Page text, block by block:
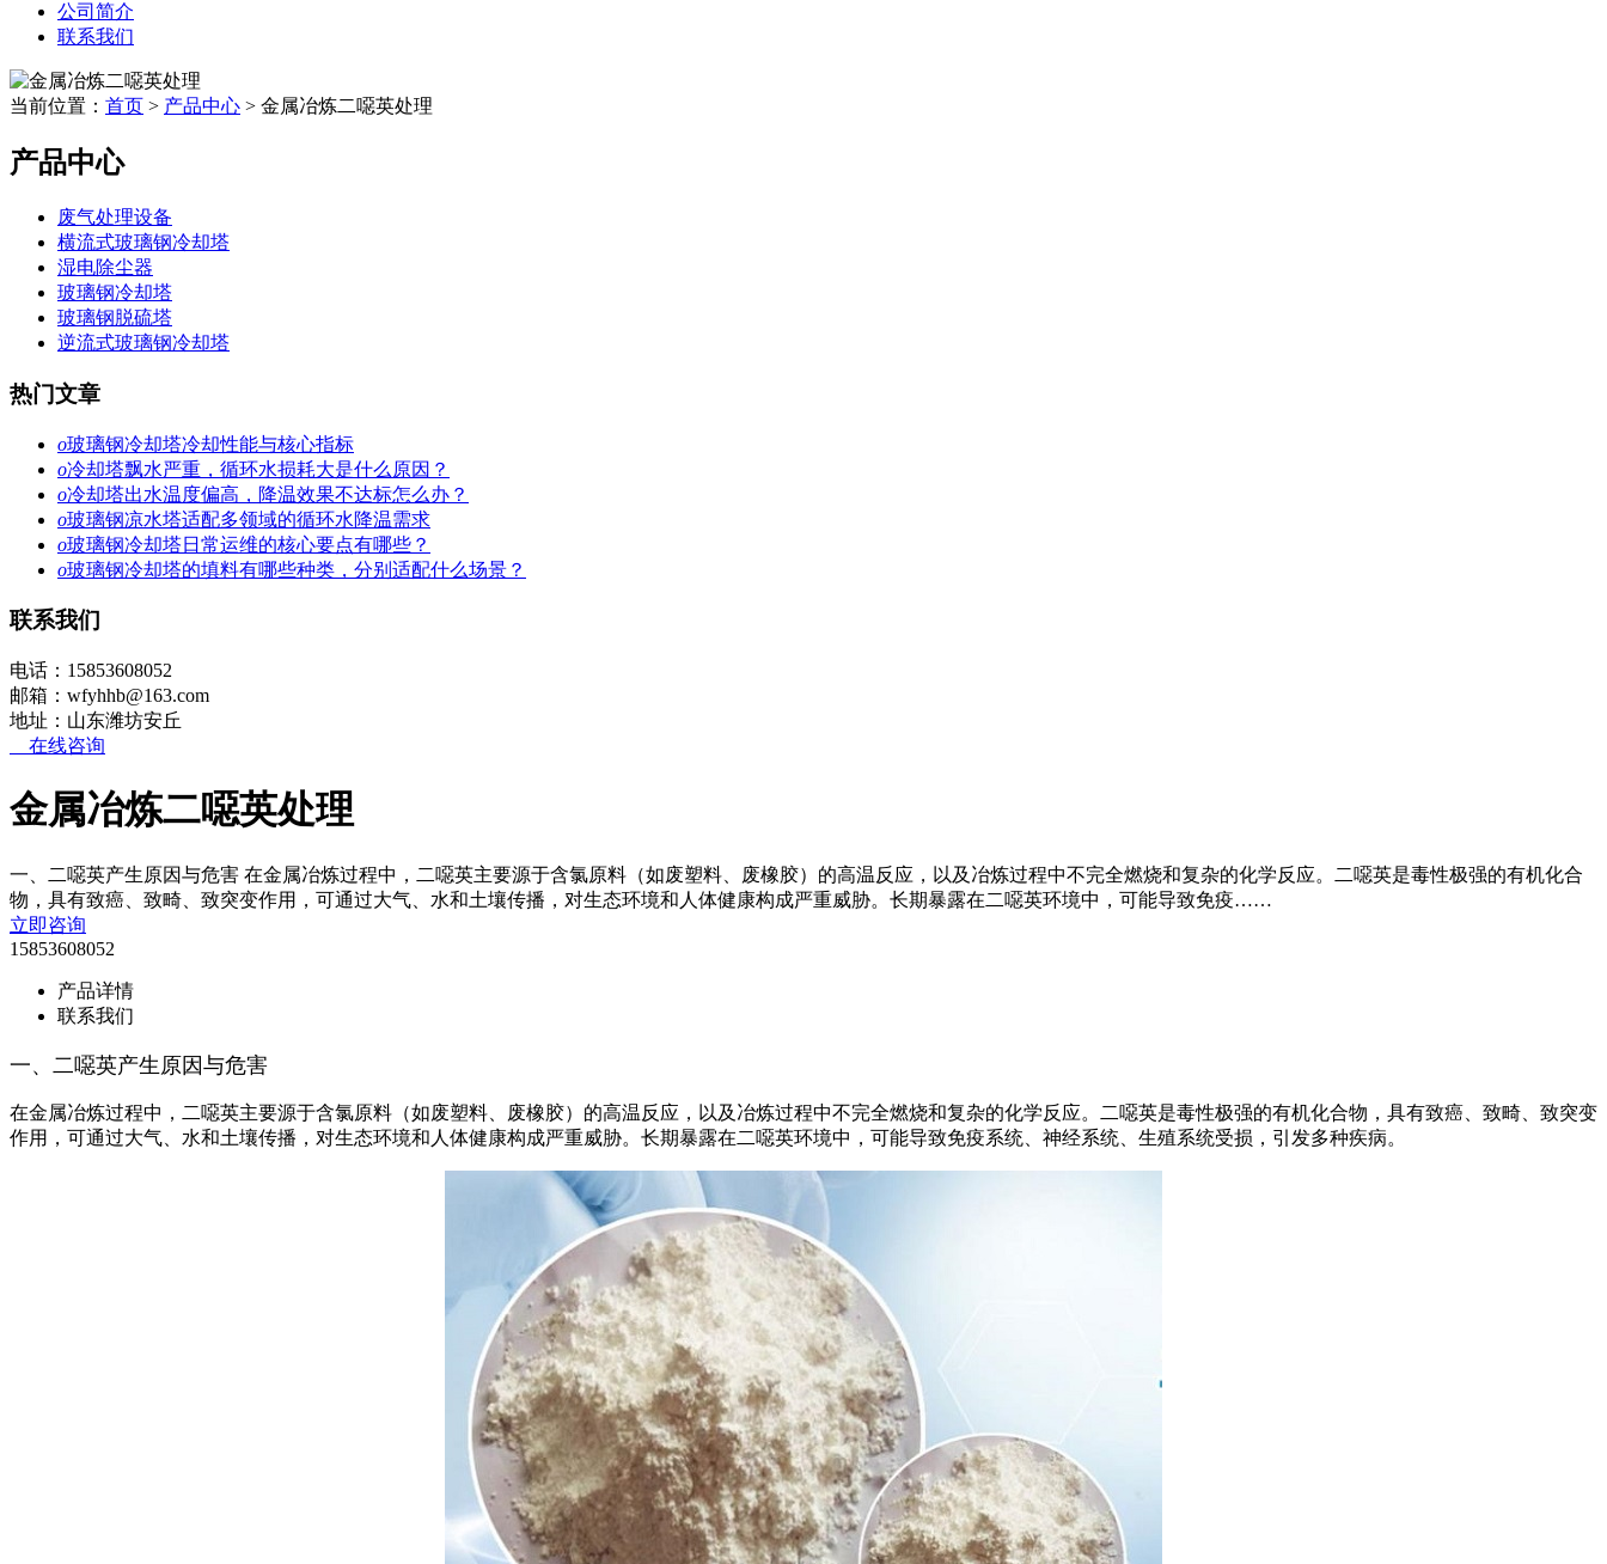
公司简介
联系我们
当前位置： 首页 > 产品中心 > 金属冶炼二噁英处理
产品中心
废气处理设备
横流式玻璃钢冷却塔
湿电除尘器
玻璃钢冷却塔
玻璃钢脱硫塔
逆流式玻璃钢冷却塔
热门文章
o玻璃钢冷却塔冷却性能与核心指标
o冷却塔飘水严重，循环水损耗大是什么原因？
o冷却塔出水温度偏高，降温效果不达标怎么办？
o玻璃钢凉水塔适配多领域的循环水降温需求
o玻璃钢冷却塔日常运维的核心要点有哪些？
o玻璃钢冷却塔的填料有哪些种类，分别适配什么场景？
联系我们
电话：15853608052
邮箱：wfyhhb@163.com
地址：山东潍坊安丘
在线咨询
金属冶炼二噁英处理
一、二噁英产生原因与危害 在金属冶炼过程中，二噁英主要源于含氯原料（如废塑料、废橡胶）的高温反应，以及冶炼过程中不完全燃烧和复杂的化学反应。二噁英是毒性极强的有机化合
物，具有致癌、致畸、致突变作用，可通过大气、水和土壤传播，对生态环境和人体健康构成严重威胁。长期暴露在二噁英环境中，可能导致免疫……
立即咨询
15853608052
产品详情
联系我们
一、二噁英产生原因与危害
在金属冶炼过程中，二噁英主要源于含氯原料（如废塑料、废橡胶）的高温反应，以及冶炼过程中不完全燃烧和复杂的化学反应。二噁英是毒性极强的有机化合物，具有致癌、致畸、致突变
作用，可通过大气、水和土壤传播，对生态环境和人体健康构成严重威胁。长期暴露在二噁英环境中，可能导致免疫系统、神经系统、生殖系统受损，引发多种疾病。